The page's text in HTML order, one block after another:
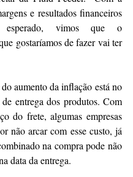
e resultados financeiros
vimos que o
gostaríamos de fazer vai ter
aumento da inflação está no
entrega dos produtos. Com
do frete, algumas empresas
não arcar com esse custo, já
na compra pode não
data da entrega.